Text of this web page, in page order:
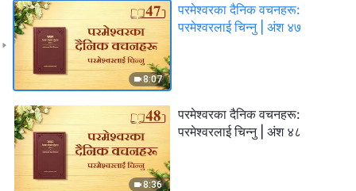
8:07
परमेश्‍वरका दैनिक वचनहरू:
परमेश्‍वरलाई चिन्‍नु | अंश ४७
8:36
परमेश्‍वरका दैनिक वचनहरू:
परमेश्‍वरलाई चिन्‍नु | अंश ४८